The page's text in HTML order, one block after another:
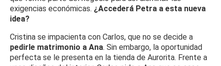
exigencias económicas. ¿Accederá Petra a esta nueva
idea?
Cristina se impacienta con Carlos, que no se decide a
pedirle matrimonio a Ana. Sin embargo, la oportunidad
perfecta se le presenta en la tienda de Aurorita. Frente a